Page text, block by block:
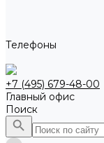
Телефоны
+7 (495) 679-48-00
Главный офис
Поиск